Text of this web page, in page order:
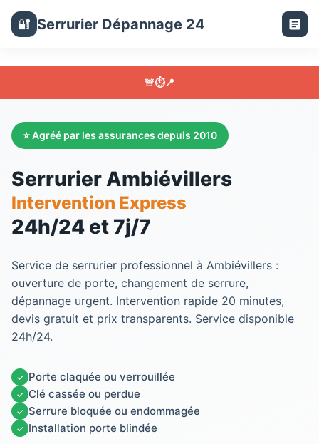
🔐 Serrurier Dépannage 24
🚨⏱️📍
⭐ Agréé par les assurances depuis 2010
Serrurier Ambiévillers
Intervention Express
24h/24 et 7j/7
Service de serrurier professionnel à Ambiévillers :
ouverture de porte, changement de serrure,
dépannage urgent. Intervention rapide 20 minutes,
devis gratuit et prix transparents. Service disponible
24h/24.
✓ Porte claquée ou verrouillée
✓ Clé cassée ou perdue
✓ Serrure bloquée ou endommagée
✓ Installation porte blindée